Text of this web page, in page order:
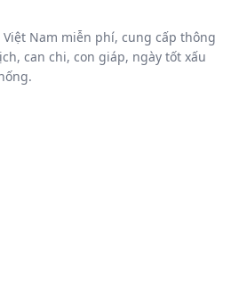
Nam miễn phí, cung cấp thông
can chi, con giáp, ngày tốt xấu